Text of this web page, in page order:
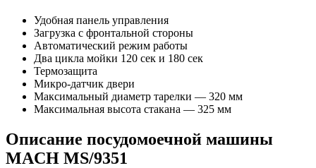
Удобная панель управления
Загрузка с фронтальной стороны
Автоматический режим работы
Два цикла мойки 120 сек и 180 сек
Термозащита
Микро-датчик двери
Максимальный диаметр тарелки — 320 мм
Максимальная высота стакана — 325 мм
Описание посудомоечной машины
MACH MS/9351